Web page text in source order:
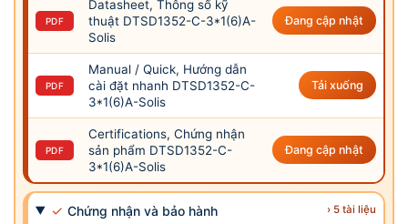
PDF
Datasheet, Thông số kỹ
thuật DTSD1352-C-3*1(6)A-
Solis
Đang cập nhật
PDF
Manual / Quick, Hướng dẫn
cài đặt nhanh DTSD1352-C-
3*1(6)A-Solis
Tải xuống
PDF
Certifications, Chứng nhận
sản phẩm DTSD1352-C-
3*1(6)A-Solis
Đang cập nhật
✓ Chứng nhận và bảo hành › 5 tài liệu